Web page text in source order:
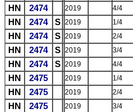
HN 2474 2019 4/4
HN 2474 S 2019 1/4
HN 2474 S 2019 2/4
HN 2474 S 2019 3/4
HN 2474 S 2019 4/4
HN 2475 2019 1/4
HN 2475 2019 2/4
HN 2475 2019 3/4